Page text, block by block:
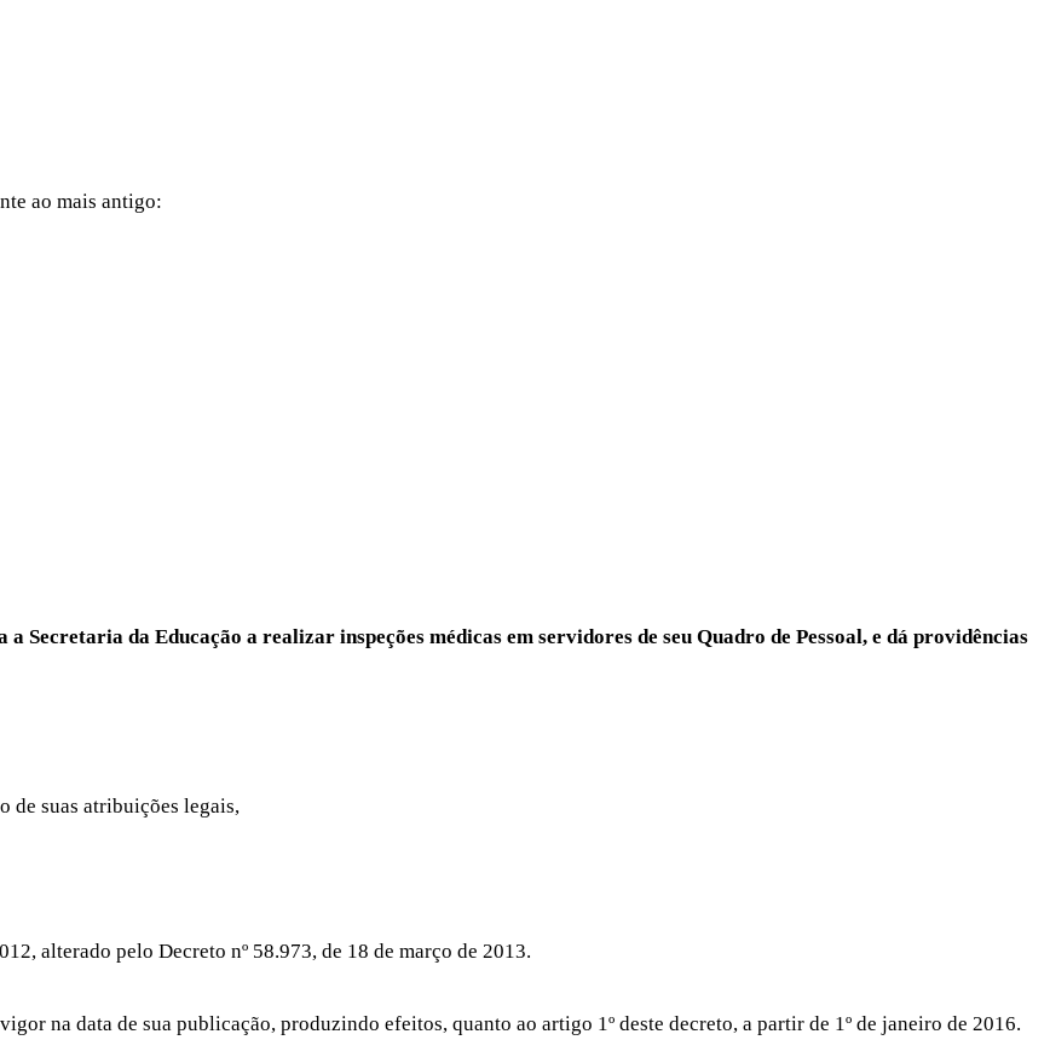
ao mais antigo:
Secretaria da Educação a realizar inspeções médicas em servidores de seu Quadro de Pessoal, e dá providências
de suas atribuições legais,
alterado pelo Decreto nº 58.973, de 18 de março de 2013.
na data de sua publicação, produzindo efeitos, quanto ao artigo 1º deste decreto, a partir de 1º de janeiro de 2016.